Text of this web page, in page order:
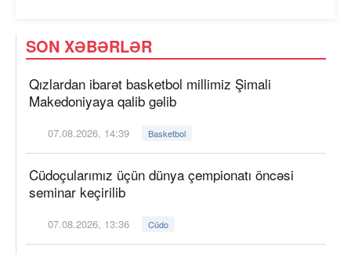
SON XƏBƏRLƏR
Qızlardan ibarət basketbol millimiz Şimali
Makedoniyaya qalib gəlib
07.08.2026, 14:39 Basketbol
Cüdoçularımız üçün dünya çempionatı öncəsi
seminar keçirilib
07.08.2026, 13:36 Cüdo